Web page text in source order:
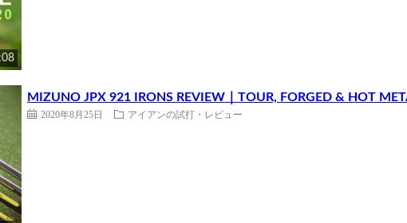
MIZUNO JPX 921 IRONS REVIEW｜TOUR, FORGED & HOT
2020年8月25日 アイアンの試打・レビュー